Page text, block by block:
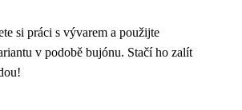
si práci s vývarem a použijte
v podobě bujónu. Stačí ho zalít